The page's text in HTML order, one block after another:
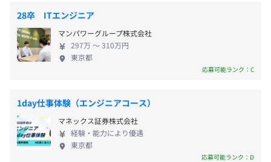
19.8日
前事業年度の育児休業取得者数／出産者数
男性11人/11人
役員0.0%
管理職15.0%
います。「お客様が望んでいることの実現を」「お互
いの力が発揮できるビジネスパートナーシップを」
というように、「競合」するのではなく「協調・共
生」することを基本にしているのです。1980年「生
まれ育った北海道・札幌が持つ環境で暮らしていく
発揮すること」このふたつの実現を目指して、北海
道大学大学院工学研究科在学中の4人が設立した当
社。今もその精神は脈々と受け継がれています。 ◆
大学の研究室のような自由でオープンな雰囲気 大学
院在学中の4人によって設立された背景を持つ弊社。
28卒 ITエンジニア
マンパワーグループ株式会社
297万 〜 310万円
東京都
応募可能ランク：C
1day仕事体験（エンジニアコース）
マネックス証券株式会社
経験・能力により優遇
東京都
応募可能ランク：D